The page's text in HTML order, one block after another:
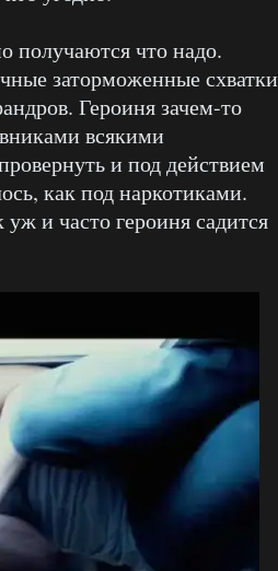
получаются что надо.
заторможенные схватки
Героиня зачем-то
всякими
и под действием
как под наркотиками.
и часто героиня садится